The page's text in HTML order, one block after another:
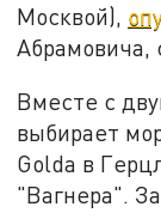
Москвой),
Абрамовича,
Вместе с
выбирает
Golda в
"Вагнера".